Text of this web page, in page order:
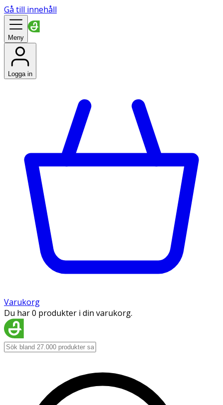
Gå till innehåll
Meny
Logga in
Varukorg
Du har 0 produkter i din varukorg.